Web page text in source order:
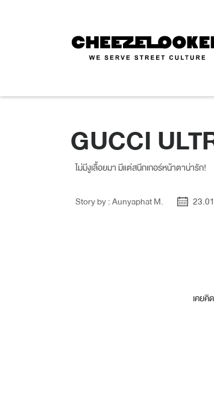
GUCCI
ไม่มีงูเลื้อยมา มีแต่สนีกเกอร์หน้าตาน่ารัก!
Story by : Aunyaphat M.
เคยคิ